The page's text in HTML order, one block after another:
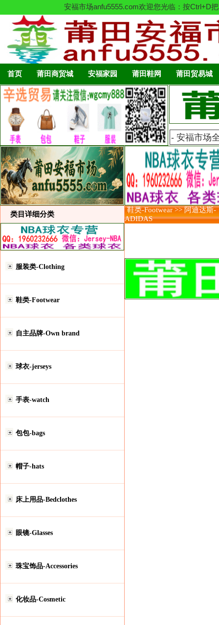
安福市场anfu5555.com欢迎您光临：按Ctrl+D
首页 莆田商贸城 安福家园 莆田鞋网 莆田贸易城
类目详细分类
服装类-Clothing
鞋类-Footwear
自主品牌-Own brand
球衣-jerseys
手表-watch
包包-bags
帽子-hats
床上用品-Bedclothes
眼镜-Glasses
珠宝饰品-Accessories
化妆品-Cosmetic
鞋类-Footwear >> 阿迪达斯-
ADIDAS